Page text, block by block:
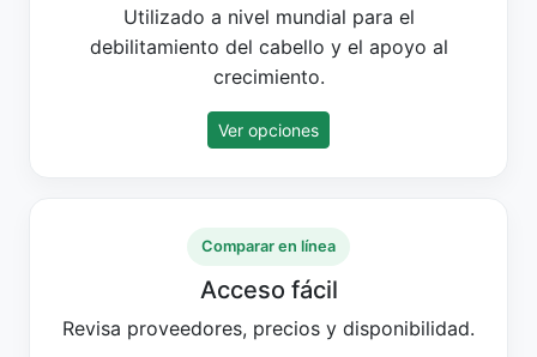
Utilizado a nivel mundial para el
debilitamiento del cabello y el apoyo al
crecimiento.
Ver opciones
Comparar en línea
Acceso fácil
Revisa proveedores, precios y disponibilidad.